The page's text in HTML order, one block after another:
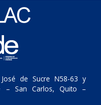
de Sucre N58-63 y
– San Carlos, Quito –